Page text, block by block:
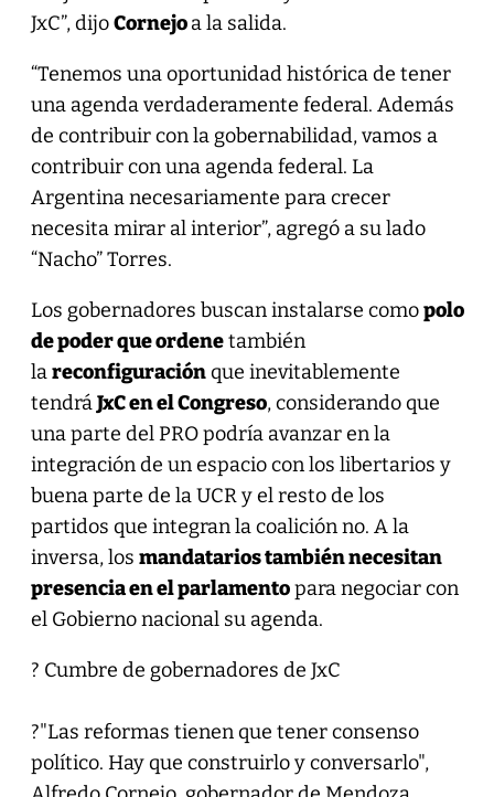
JxC”, dijoCornejoa la salida.
“Tenemos una oportunidad histórica de tener
una agenda verdaderamente federal. Además
de contribuir con la gobernabilidad, vamos a
contribuir con una agenda federal. La
Argentina necesariamente para crecer
necesita mirar al interior”, agregó a su lado
“Nacho” Torres.
Los gobernadores buscan instalarse comopolo
de poder que ordenetambién
lareconfiguraciónque inevitablemente
tendráJxC en el Congreso, considerando que
una parte del PRO podría avanzar en la
integración de un espacio con los libertarios y
buena parte de la UCR y el resto de los
partidos que integran la coalición no. A la
inversa, los mandatarios también necesitan
presencia en el parlamentopara negociar con
el Gobierno nacional su agenda.
? Cumbre de gobernadores de JxC
?️"Las reformas tienen que tener consenso
político. Hay que construirlo y conversarlo",